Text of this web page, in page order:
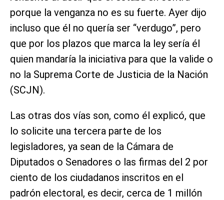
porque la venganza no es su fuerte. Ayer dijo
incluso que él no quería ser “verdugo”, pero
que por los plazos que marca la ley sería él
quien mandaría la iniciativa para que la valide o
no la Suprema Corte de Justicia de la Nación
(SCJN).
Las otras dos vías son, como él explicó, que
lo solicite una tercera parte de los
legisladores, ya sean de la Cámara de
Diputados o Senadores o las firmas del 2 por
ciento de los ciudadanos inscritos en el
padrón electoral, es decir, cerca de 1 millón